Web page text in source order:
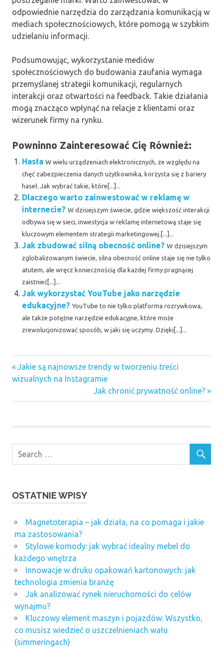
odpowiednie narzędzia do zarządzania komunikacją w
mediach społecznościowych, które pomogą w szybkim
udzielaniu informacji.
Podsumowując, wykorzystanie mediów
społecznościowych do budowania zaufania wymaga
przemyślanej strategii komunikacji, regularnych
interakcji oraz otwartości na feedback. Takie działania
mogą znacząco wpłynąć na relacje z klientami oraz
wizerunek firmy na rynku.
Powninno Zainteresować Cię Również:
Hasła W wielu urządzeniach elektronicznych, ze względu na
chęć zabezpieczenia danych użytkownika, korzysta się z bariery
haseł. Jak wybrać takie, które[...]...
Dlaczego warto zainwestować w reklamę w
internecie? W dzisiejszym świecie, gdzie większość interakcji
odbywa się w sieci, inwestycja w reklamę internetową staje się
kluczowym elementem strategii marketingowej.[...]...
Jak zbudować silną obecność online? W dzisiejszym
zglobalizowanym świecie, silna obecność online staje się nie tylko
atutem, ale wręcz koniecznością dla każdej firmy pragnącej
zaistnieć[...]...
Jak wykorzystać YouTube jako narzędzie
edukacyjne? YouTube to nie tylko platforma rozrywkowa,
ale także potężne narzędzie edukacyjne, które może
zrewolucjonizować sposób, w jaki się uczymy. Dzięki[...]...
Nawigacja
wpisu
Previous
Post:
Jakie są najnowsze trendy w tworzeniu treści
wizualnych na Instagramie
Next
Post:
Jak chronić prywatność online?
OSTATNIE WPISY
Magnetoterapia – jak działa, na co pomaga i jakie
ma zastosowania?
Stylowe komody: jak wybrać idealny mebel do
każdego wnętrza
Innowacje w druku opakowań kartonowych: jak
technologia zmienia branżę
Jak analizować rynek nieruchomości do celów
wynajmu?
Kluczowy element maszyn i pojazdów: Wszystko,
co musisz wiedzieć o uszczelnieniach wału
(simmeringach)